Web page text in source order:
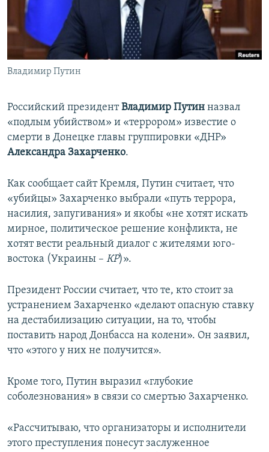
ПОБЕДИТЕЛЕЙ НЕ СУДЯТ?
КРЫМ.НЕПОКОРЕННЫЙ
УКРАИНСКАЯ ПРОБЛЕМА КРЫМА
ПРИСОЕДИНЯЙТЕСЬ!
Владимир Путин
Российский президентВладимир Путин назвал
«подлым убийством» и «террором» известие о
смерти в Донецке главы группировки «ДНР»
Александра Захарченко.
Как сообщает сайт Кремля, Путин считает, что
«убийцы» Захарченко выбрали «путь террора,
насилия, запугивания» и якобы «не хотят искать
мирное, политическое решение конфликта, не
хотят вести реальный диалог с жителями юго-
востока (Украины – КР)».
Президент России считает, что те, кто стоит за
устранением Захарченко «делают опасную ставку
на дестабилизацию ситуации, на то, чтобы
поставить народ Донбасса на колени». Он заявил,
что «этого у них не получится».
Кроме того, Путин выразил «глубокие
соболезнования» в связи со смертью Захарченко.
«Рассчитываю, что организаторы и исполнители
этого преступления понесут заслуженное